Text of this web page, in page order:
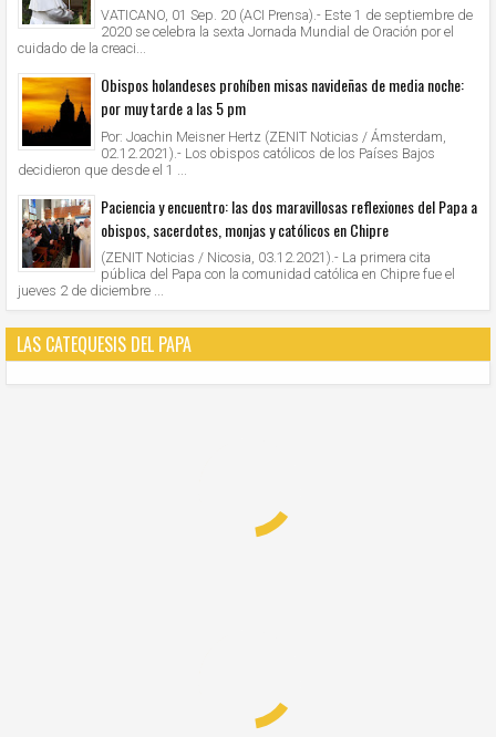
VATICANO, 01 Sep. 20 (ACI Prensa).- Este 1 de septiembre de
2020 se celebra la sexta Jornada Mundial de Oración por el
cuidado de la creaci...
Obispos holandeses prohíben misas navideñas de media noche:
por muy tarde a las 5 pm
Por: Joachin Meisner Hertz (ZENIT Noticias / Ámsterdam,
02.12.2021).- Los obispos católicos de los Países Bajos
decidieron que desde el 1 ...
Paciencia y encuentro: las dos maravillosas reflexiones del Papa a
obispos, sacerdotes, monjas y católicos en Chipre
(ZENIT Noticias / Nicosia, 03.12.2021).- La primera cita
pública del Papa con la comunidad católica en Chipre fue el
jueves 2 de diciembre ...
LAS CATEQUESIS DEL PAPA